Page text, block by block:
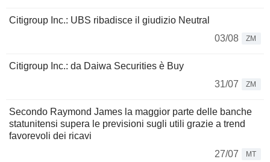
Citigroup Inc.: UBS ribadisce il giudizio Neutral
03/08
ZM
Citigroup Inc.: da Daiwa Securities è Buy
31/07
ZM
Secondo Raymond James la maggior parte delle banche
statunitensi supera le previsioni sugli utili grazie a trend
favorevoli dei ricavi
27/07
MT